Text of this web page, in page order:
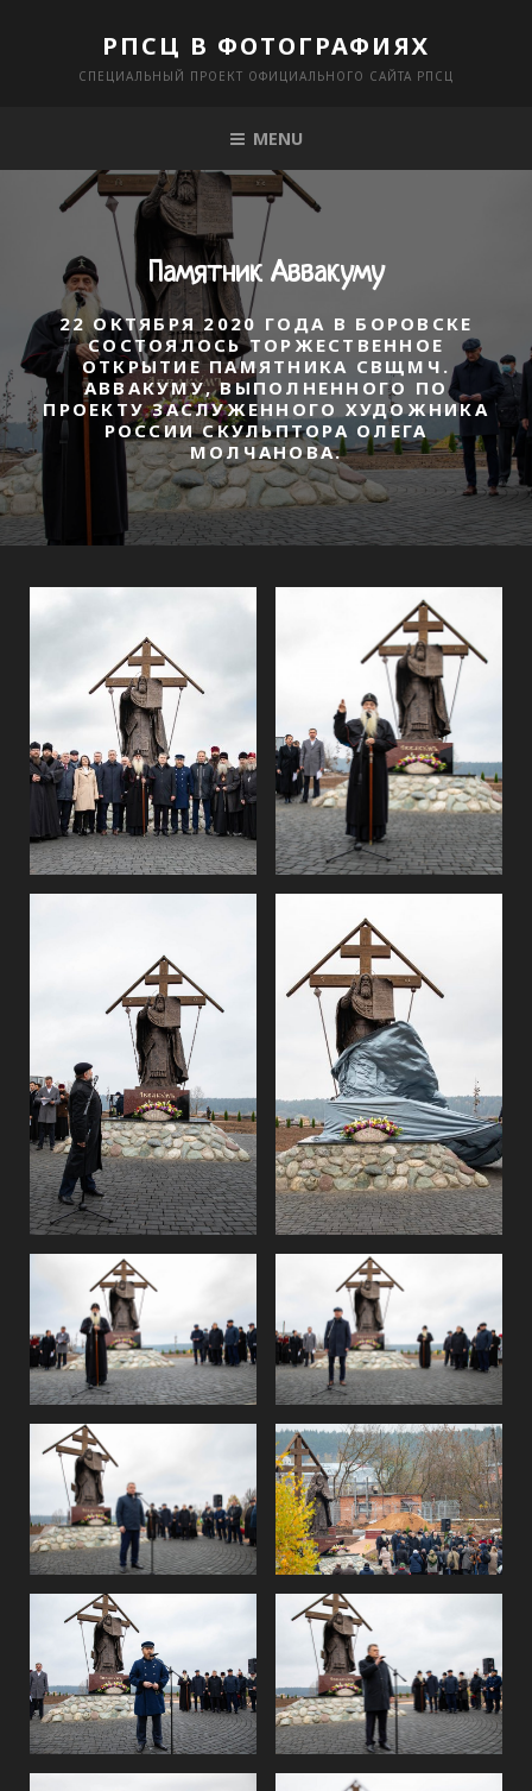
РПСЦ В ФОТОГРАФИЯХ
СПЕЦИАЛЬНЫЙ ПРОЕКТ ОФИЦИАЛЬНОГО САЙТА РПСЦ
MENU
Памятник Аввакуму
22 ОКТЯБРЯ 2020 ГОДА В БОРОВСКЕ
СОСТОЯЛОСЬ ТОРЖЕСТВЕННОЕ
ОТКРЫТИЕ ПАМЯТНИКА СВЩМЧ.
АВВАКУМУ, ВЫПОЛНЕННОГО ПО
ПРОЕКТУ ЗАСЛУЖЕННОГО ХУДОЖНИКА
РОССИИ СКУЛЬПТОРА ОЛЕГА
МОЛЧАНОВА.